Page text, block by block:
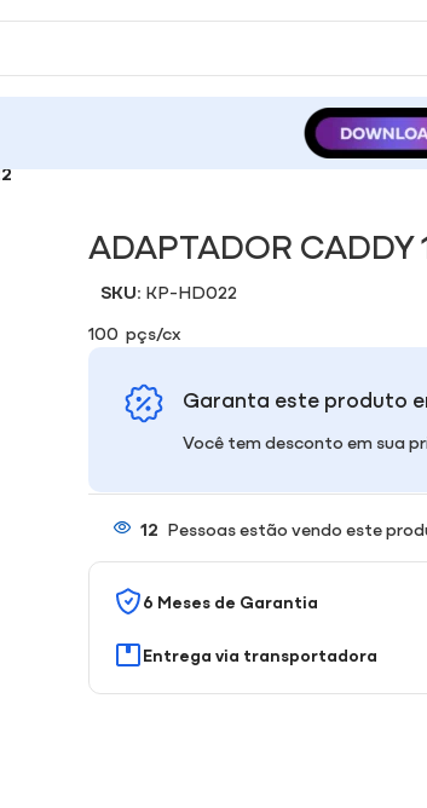
ADAPTADOR CADDY
SKU: KP-HD022
100 pçs/cx
Garanta este produto
Você tem desconto em sua
12 Pessoas estão vendo este
6 Meses de Garantia
Entrega via transportadora